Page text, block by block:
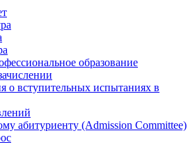
образование
о вступительных испытаниях в
абитуриенту (Admission Committee)